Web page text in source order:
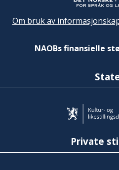
Om bruk av
NAOBs finansielle
Private